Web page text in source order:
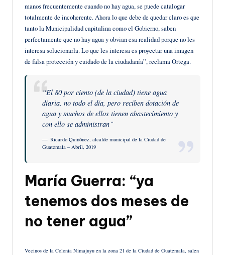
manos frecuentemente cuando no hay agua, se puede catalogar
totalmente de incoherente. Ahora lo que debe de quedar claro es que
tanto la Municipalidad capitalina como el Gobierno, saben
perfectamente que no hay agua y obvian esa realidad porque no les
interesa solucionarla. Lo que les interesa es proyectar una imagen
de falsa protección y cuidado de la ciudadanía”, reclama Ortega.
“El 80 por ciento (de la ciudad) tiene agua
diaria, no todo el día, pero reciben dotación de
agua y muchos de ellos tienen abastecimiento y
con ello se administran”
Ricardo Quiñónez, alcalde municipal de la Ciudad de
Guatemala – Abril, 2019
María Guerra: “ya
tenemos dos meses de
no tener agua”
Vecinos de la Colonia Nimajuyu en la zona 21 de la Ciudad de Guatemala, salen